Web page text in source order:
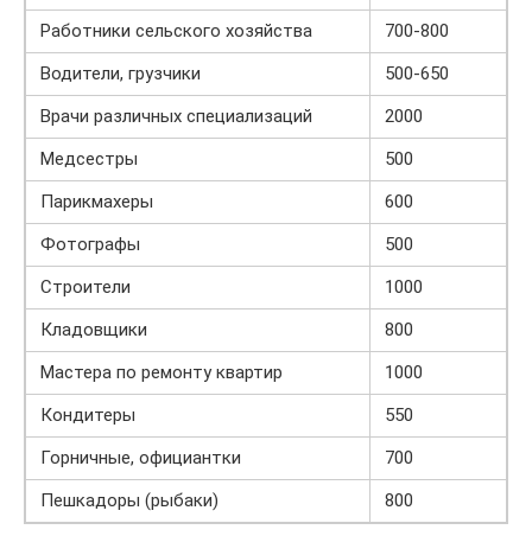
Работники сельского хозяйства
700-800
Водители, грузчики
500-650
Врачи различных специализаций
2000
Медсестры
500
Парикмахеры
600
Фотографы
500
Строители
1000
Кладовщики
800
Мастера по ремонту квартир
1000
Кондитеры
550
Горничные, официантки
700
Пешкадоры (рыбаки)
800